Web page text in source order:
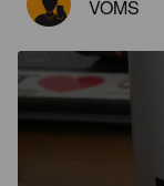
VOMS